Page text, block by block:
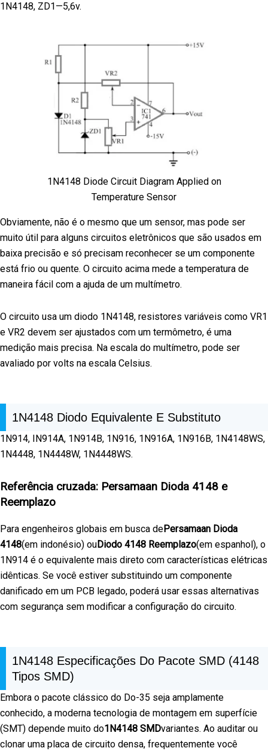
1N4148, ZD1—5,6v.
1N4148 Diode Circuit Diagram Applied on
Temperature Sensor
Obviamente, não é o mesmo que um sensor, mas pode ser
muito útil para alguns circuitos eletrônicos que são usados em
baixa precisão e só precisam reconhecer se um componente
está frio ou quente. O circuito acima mede a temperatura de
maneira fácil com a ajuda de um multímetro.
O circuito usa um diodo 1N4148, resistores variáveis como VR1
e VR2 devem ser ajustados com um termômetro, é uma
medição mais precisa. Na escala do multímetro, pode ser
avaliado por volts na escala Celsius.
1N4148 Diodo Equivalente E Substituto
1N914, IN914A, 1N914B, 1N916, 1N916A, 1N916B, 1N4148WS,
1N4448, 1N4448W, 1N4448WS.
Referência cruzada: Persamaan Dioda 4148 e
Reemplazo
Para engenheiros globais em busca dePersamaan Dioda
4148(em indonésio) ouDiodo 4148 Reemplazo(em espanhol), o
1N914 é o equivalente mais direto com características elétricas
idênticas. Se você estiver substituindo um componente
danificado em um PCB legado, poderá usar essas alternativas
com segurança sem modificar a configuração do circuito.
1N4148 Especificações Do Pacote SMD (4148
Tipos SMD)
Embora o pacote clássico do Do-35 seja amplamente
conhecido, a moderna tecnologia de montagem em superfície
(SMT) depende muito do1N4148 SMDvariantes. Ao auditar ou
clonar uma placa de circuito densa, frequentemente você